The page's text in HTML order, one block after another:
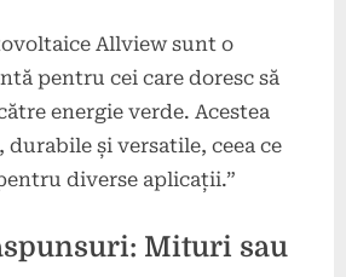
Allview sunt o
pentru cei care doresc să
energie verde. Acestea
și versatile, ceea ce
diverse aplicații.”
Mituri sau